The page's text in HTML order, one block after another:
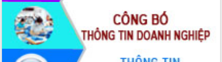
Hội thảo khoa học “Giải pháp thúc đẩy
phát triển nền kinh tế xanh tại tỉnh
Đắk Lắk”
Tăng cường giám sát, đôn đốc thực
hiện nhiệm vụ quản lý tài sản công
hàng tuần